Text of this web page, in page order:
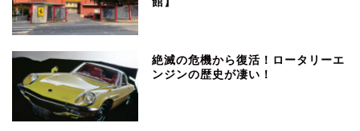
絶滅の危機から復活！ロータリーエ
ンジンの歴史が凄い！